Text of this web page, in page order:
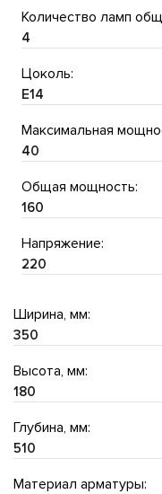
Количество ламп
4
Цоколь:
E14
Максимальная
40
Общая мощность:
160
Напряжение:
220
Ширина, мм:
350
Высота, мм:
180
Глубина, мм:
510
Материал арматуры: